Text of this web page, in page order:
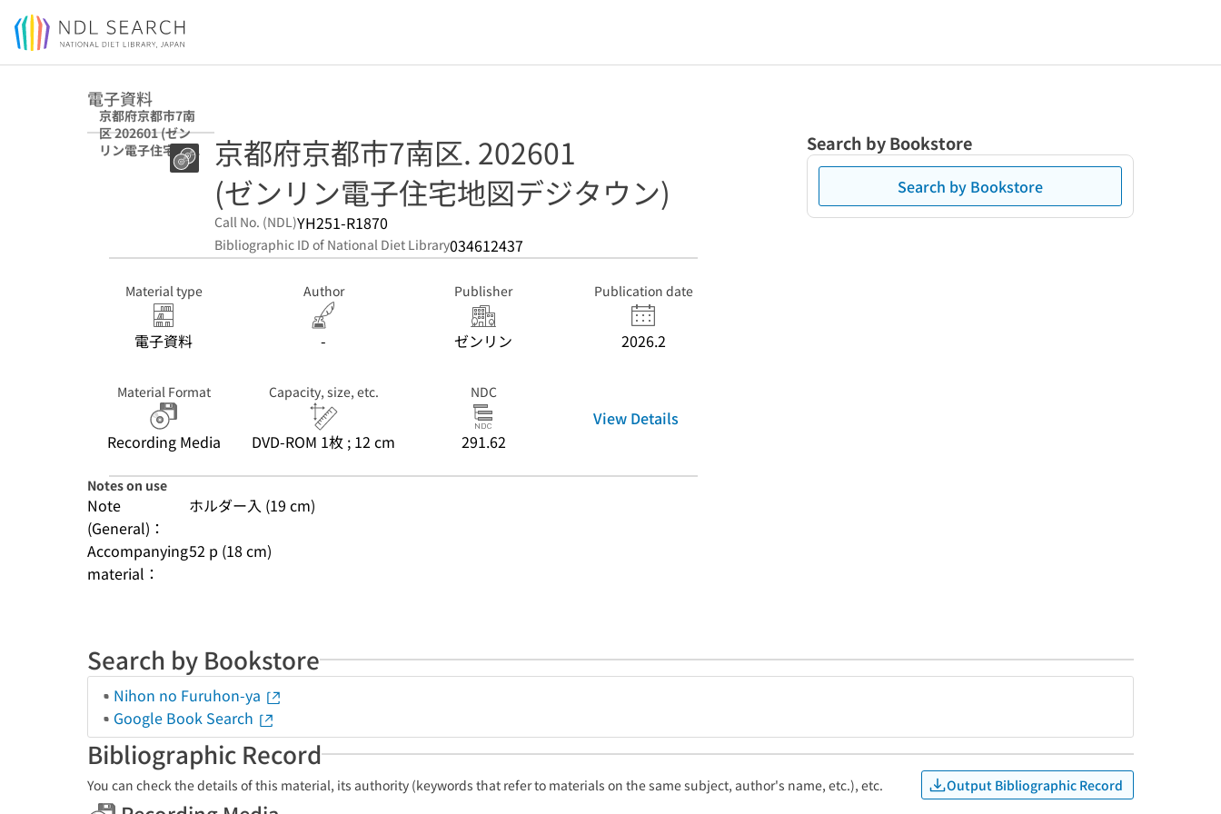
Jump to main content
電子資料
京都府京都市7南
区 202601 (ゼン
リン電子住宅地図
京都府京都市7南区. 202601
(ゼンリン電子住宅地図デジタウン)
Call No. (NDL)YH251-R1870
Bibliographic ID of National Diet Library034612437
Material type
電子資料
Author
-
Publisher
ゼンリン
Publication date
2026.2
Material Format
Recording Media
Capacity, size, etc.
DVD-ROM 1枚 ; 12 cm
NDC
291.62
View Details
Notes on use
Note
(General)：
ホルダー入 (19 cm)
Accompanying
material：
52 p (18 cm)
Search by Bookstore
Search by Bookstore
Search by Bookstore
Nihon no Furuhon-ya
Google Book Search
Bibliographic Record
You can check the details of this material, its authority (keywords that refer to materials on the same subject, author's name, etc.), etc. Output Bibliographic Record